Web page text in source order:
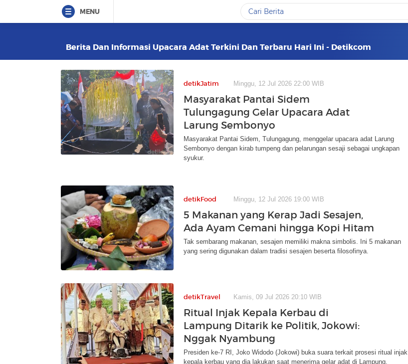
MENU
Berita Dan Informasi Upacara Adat Terkini Dan Terbaru Hari Ini - Detikcom
detikJatim Minggu, 12 Jul 2026 22:00 WIB
Masyarakat Pantai Sidem
Tulungagung Gelar Upacara Adat
Larung Sembonyo
Masyarakat Pantai Sidem, Tulungagung, menggelar upacara adat Larung
Sembonyo dengan kirab tumpeng dan pelarungan sesaji sebagai ungkapan
syukur.
detikFood Minggu, 12 Jul 2026 19:00 WIB
5 Makanan yang Kerap Jadi Sesajen,
Ada Ayam Cemani hingga Kopi Hitam
Tak sembarang makanan, sesajen memiliki makna simbolis. Ini 5 makanan
yang sering digunakan dalam tradisi sesajen beserta filosofinya.
detikTravel Kamis, 09 Jul 2026 20:10 WIB
Ritual Injak Kepala Kerbau di
Lampung Ditarik ke Politik, Jokowi:
Nggak Nyambung
Presiden ke-7 RI, Joko Widodo (Jokowi) buka suara terkait prosesi ritual injak
kepala kerbau yang dia lakukan saat menerima gelar adat di Lampung.